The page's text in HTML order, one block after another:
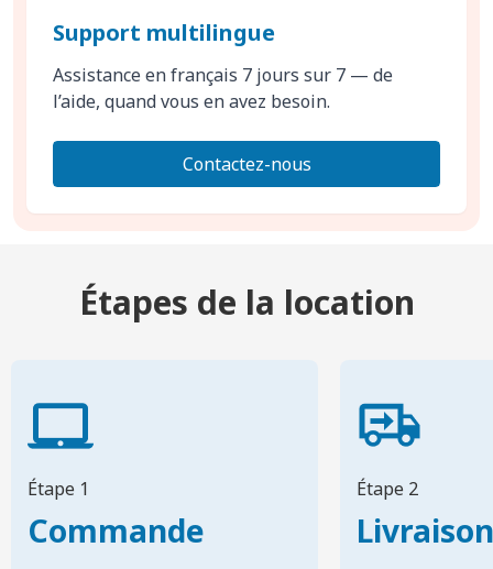
Support multilingue
Assistance en français 7 jours sur 7 — de
l’aide, quand vous en avez besoin.
Contactez-nous
Étapes de la location
Étape 1
Commande
Étape 2
Livraison